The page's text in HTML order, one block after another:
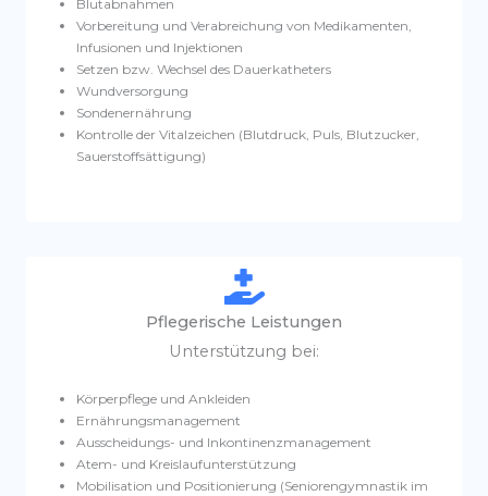
Blutabnahmen
Vorbereitung und Verabreichung von Medikamenten,
Infusionen und Injektionen
Setzen bzw. Wechsel des Dauerkatheters
Wundversorgung
Sondenernährung
Kontrolle der Vitalzeichen (Blutdruck, Puls, Blutzucker,
Sauerstoffsättigung)
Pflegerische Leistungen
Unterstützung bei:
Körperpflege und Ankleiden
Ernährungsmanagement
Ausscheidungs- und Inkontinenzmanagement
Atem- und Kreislaufunterstützung
Mobilisation und Positionierung (Seniorengymnastik im